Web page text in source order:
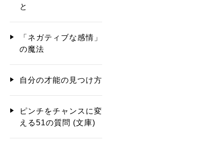
と
「ネガティブな感情」
の魔法
自分の才能の見つけ方
ピンチをチャンスに変
える51の質問 (文庫)